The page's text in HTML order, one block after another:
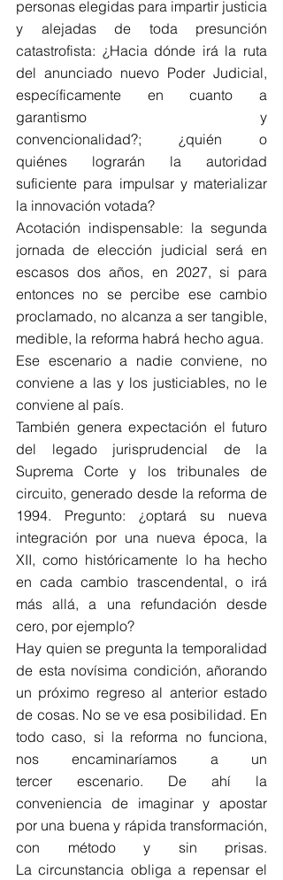
personas elegidas para impartir justicia
y alejadas de toda presunción
catastrofista: ¿Hacia dónde irá la ruta
del anunciado nuevo Poder Judicial,
específicamente en cuanto a
garantismo y
convencionalidad?; ¿quién o
quiénes lograrán la autoridad
suficiente para impulsar y materializar
la innovación votada?
Acotación indispensable: la segunda
jornada de elección judicial será en
escasos dos años, en 2027, si para
entonces no se percibe ese cambio
proclamado, no alcanza a ser tangible,
medible, la reforma habrá hecho agua.
Ese escenario a nadie conviene, no
conviene a las y los justiciables, no le
conviene al país.
También genera expectación el futuro
del legado jurisprudencial de la
Suprema Corte y los tribunales de
circuito, generado desde la reforma de
1994. Pregunto: ¿optará su nueva
integración por una nueva época, la
XII, como históricamente lo ha hecho
en cada cambio trascendental, o irá
más allá, a una refundación desde
cero, por ejemplo?
Hay quien se pregunta la temporalidad
de esta novísima condición, añorando
un próximo regreso al anterior estado
de cosas. No se ve esa posibilidad. En
todo caso, si la reforma no funciona,
nos encaminaríamos a un
tercer escenario. De ahí la
conveniencia de imaginar y apostar
por una buena y rápida transformación,
con método y sin prisas.
La circunstancia obliga a repensar el